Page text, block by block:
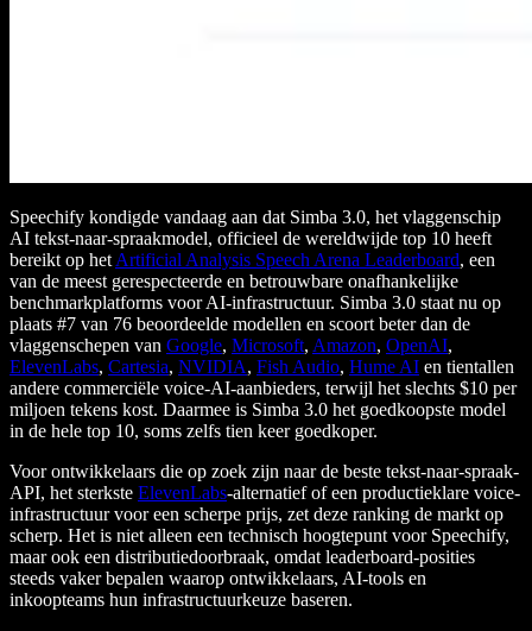
Speechify kondigde vandaag aan dat Simba 3.0, het vlaggenschip
AI tekst-naar-spraakmodel, officieel de wereldwijde top 10 heeft
bereikt op het Artificial Analysis Speech Arena Leaderboard, een
van de meest gerespecteerde en betrouwbare onafhankelijke
benchmarkplatforms voor AI-infrastructuur. Simba 3.0 staat nu op
plaats #7 van 76 beoordeelde modellen en scoort beter dan de
vlaggenschepen van Google, Microsoft, Amazon, OpenAI,
ElevenLabs, Cartesia, NVIDIA, Fish Audio, Hume AI en tientallen
andere commerciële voice-AI-aanbieders, terwijl het slechts $10 per
miljoen tekens kost. Daarmee is Simba 3.0 het goedkoopste model
in de hele top 10, soms zelfs tien keer goedkoper.
Voor ontwikkelaars die op zoek zijn naar de beste tekst-naar-spraak-
API, het sterkste ElevenLabs-alternatief of een productieklare voice-
infrastructuur voor een scherpe prijs, zet deze ranking de markt op
scherp. Het is niet alleen een technisch hoogtepunt voor Speechify,
maar ook een distributiedoorbraak, omdat leaderboard-posities
steeds vaker bepalen waarop ontwikkelaars, AI-tools en
inkoopteams hun infrastructuurkeuze baseren.